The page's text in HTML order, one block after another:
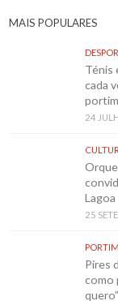
MAIS POPULARES
Ténis
cada
24
Lagoa
25
Pires
como
quero”